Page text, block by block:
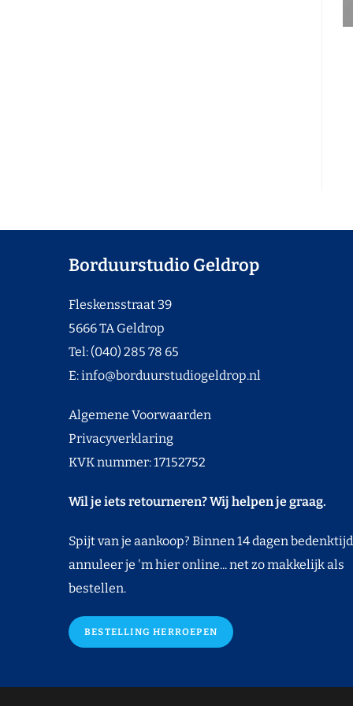
Borduurstudio Geldrop
Fleskensstraat 39
5666 TA Geldrop
Tel: (040) 285 78 65
E:info@borduurstudiogeldrop.nl
Algemene Voorwaarden
Privacyverklaring
KVK nummer: 17152752
Wil je iets retourneren? Wij helpen je graag.
Spijt van je aankoop? Binnen 14 dagen bedenktijd
annuleer je 'm hier online... net zo makkelijk als
bestellen.
BESTELLING HERROEPEN